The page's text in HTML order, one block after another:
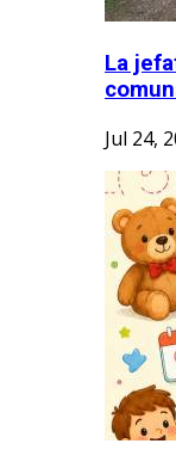
La
Jul 24,